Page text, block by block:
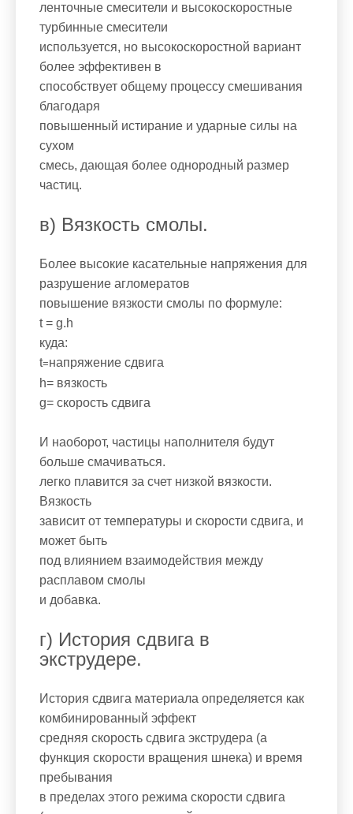
ленточные смесители и высокоскоростные
турбинные смесители
используется, но высокоскоростной вариант
более эффективен в
способствует общему процессу смешивания
благодаря
повышенный истирание и ударные силы на
сухом
смесь, дающая более однородный размер
частиц.
в) Вязкость смолы.
Более высокие касательные напряжения для
разрушение агломератов
повышение вязкости смолы по формуле:
t = g.h
куда:
t=напряжение сдвига
h= вязкость
g= скорость сдвига
И наоборот, частицы наполнителя будут
больше смачиваться.
легко плавится за счет низкой вязкости.
Вязкость
зависит от температуры и скорости сдвига, и
может быть
под влиянием взаимодействия между
расплавом смолы
и добавка.
г) История сдвига в
экструдере.
История сдвига материала определяется как
комбинированный эффект
средняя скорость сдвига экструдера (a
функция скорости вращения шнека) и время
пребывания
в пределах этого режима скорости сдвига